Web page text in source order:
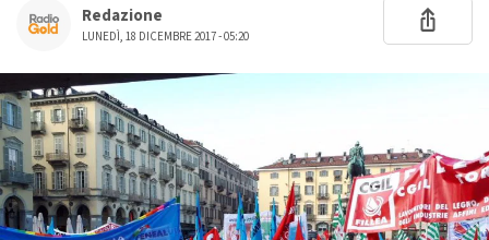
Redazione
LUNEDÌ, 18 DICEMBRE 2017 - 05:20